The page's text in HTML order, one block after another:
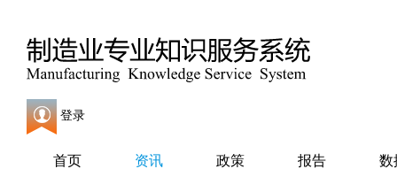
登录
首页 资讯 政策 报告 数